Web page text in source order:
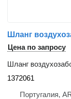
Цена по запросу
Шланг
1372061
Португалия,